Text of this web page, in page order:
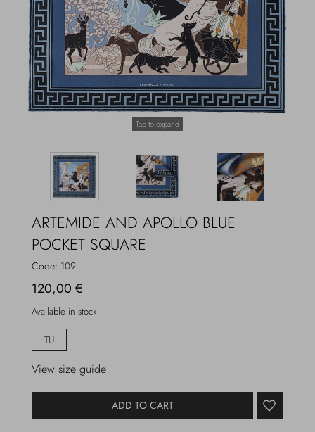
Overcoats
Home
Jewelry
Socks
Hats and Gloves
Tap to expand
ARTEMIDE AND APOLLO BLUE
POCKET SQUARE
Code: 109
120,00 €
Available in stock
TU
View size guide
ADD TO CART